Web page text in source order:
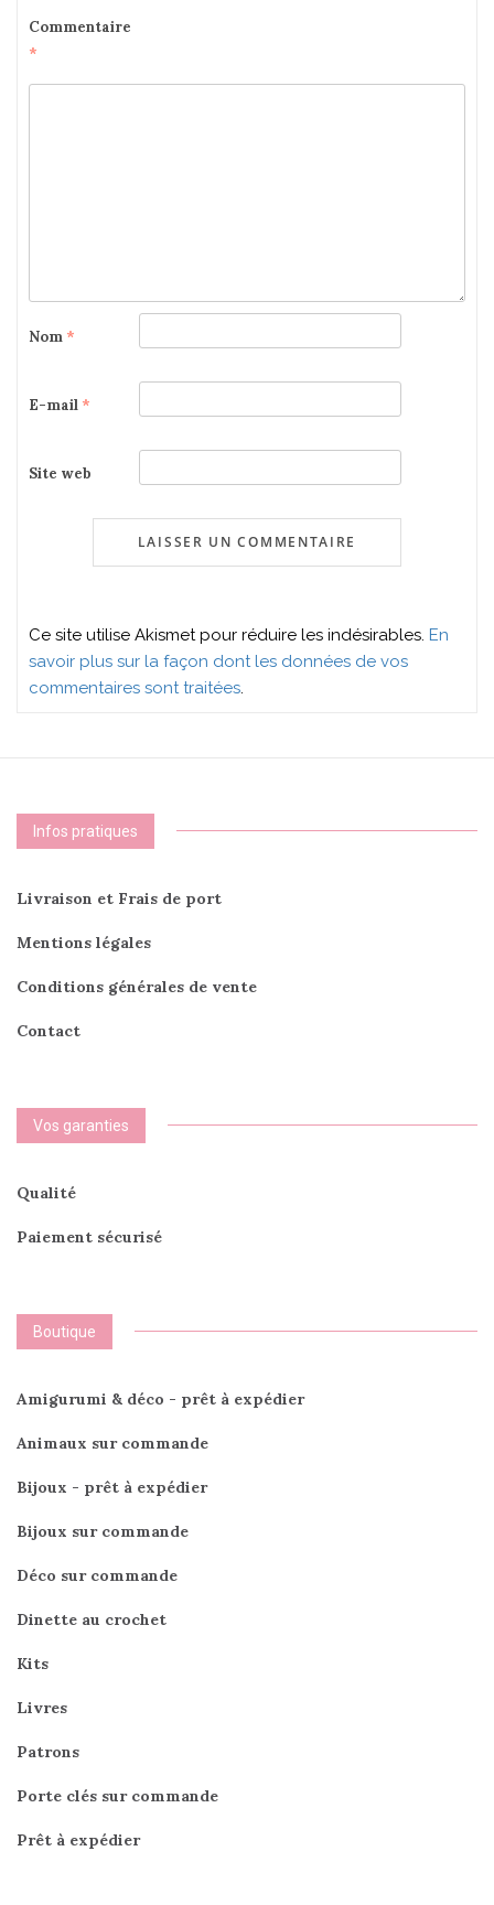
Commentaire
*
Nom *
E-mail *
Site web
Ce site utilise Akismet pour réduire les indésirables. En
savoir plus sur la façon dont les données de vos
commentaires sont traitées.
Infos pratiques
Livraison et Frais de port
Mentions légales
Conditions générales de vente
Contact
Vos garanties
Qualité
Paiement sécurisé
Boutique
Amigurumi & déco - prêt à expédier
Animaux sur commande
Bijoux - prêt à expédier
Bijoux sur commande
Déco sur commande
Dinette au crochet
Kits
Livres
Patrons
Porte clés sur commande
Prêt à expédier